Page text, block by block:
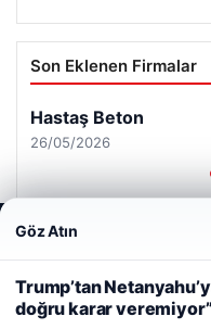
Son Eklenen Firmalar
Hastaş Beton
26/05/2026
© 2026 Görsel Efekt –
Web sitemizi nasıl
deneyiminizi
kullanıyoruz.Çerez
Reddet Kabul Et
Göz Atın
Trump’tan
doğru karar veremiyor”